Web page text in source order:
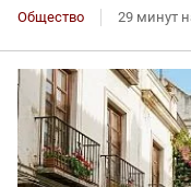
Общество 29 минут